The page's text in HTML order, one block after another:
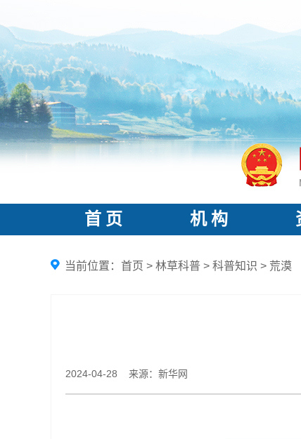
首 页 机 构
当前位置： 首页 > 林草科普 > 科普知识 > 荒漠
2024-04-28 来源：新华网